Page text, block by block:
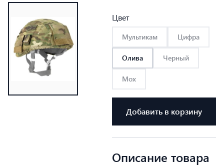
Цвет
Мультикам Цифра
Олива Черный
Мох
Добавить в корзину
Описание товара